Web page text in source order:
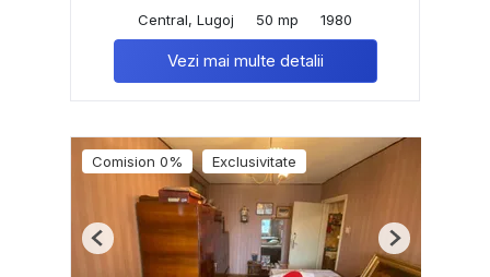
Central, Lugoj
50 mp 1980
Vezi mai multe detalii
Comision 0% Exclusivitate
Previous Next